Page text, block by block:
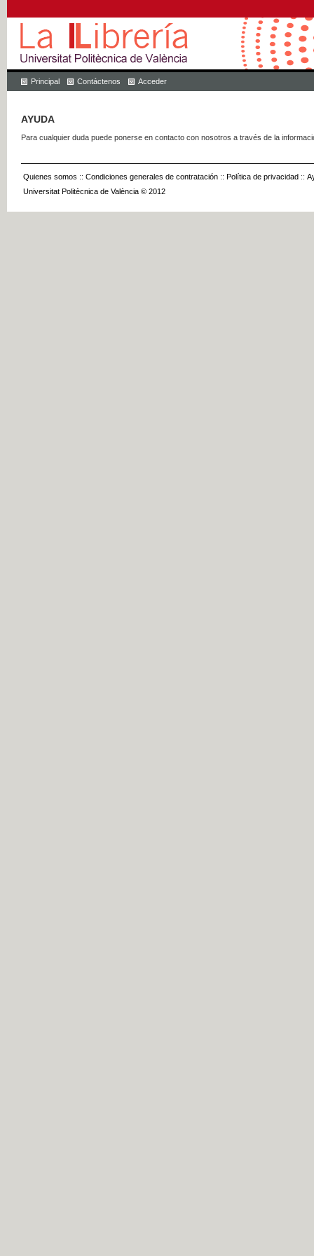
Principal Contáctenos Acceder
AYUDA
Para cualquier duda puede ponerse en contacto con nosotros a través de la
Quienes somos :: Condiciones generales de contratación :: Política de privacidad ::
Universitat Politècnica de València © 2012